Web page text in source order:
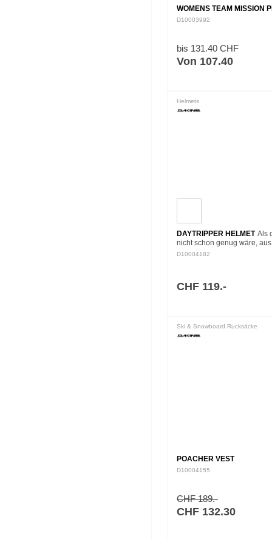
WOMENS TEAM MISSION
D10003992
bis 131.40 CHF
Von 107.40
Helmets
DAYTRIPPER HELMET Als
nicht schon genug wäre, aus
recycelten Materialien
D10004182
CHF 119.-
Ski & Snowboard Rucksäcke
POACHER VEST
D10004155
CHF 189.-
CHF 132.30